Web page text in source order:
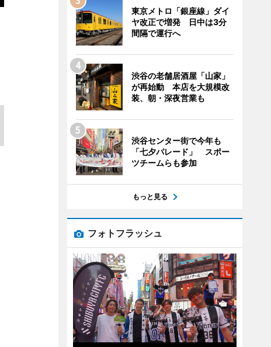
東京メトロ「銀座線」ダイ
ヤ改正で増発 日中は3分
間隔で運行へ
渋谷の老舗居酒屋「山家」
が再始動 本店を大規模改
装、朝・深夜営業も
渋谷センター街で今年も
「七夕パレード」 スポー
ツチームらも参加
もっと見る
フォトフラッシュ